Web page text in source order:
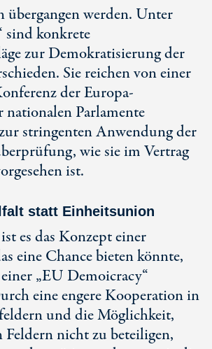
übergangen werden. Unter
sind konkrete
zur Demokratisierung der
Sie reichen von einer
der Europa-
nationalen Parlamente
stringenten Anwendung der
wie sie im Vertrag
ist.
statt Einheitsunion
es das Konzept einer
eine Chance bieten könnte,
„EU Demoicracy“
eine engere Kooperation in
und die Möglichkeit,
Feldern nicht zu beteiligen,